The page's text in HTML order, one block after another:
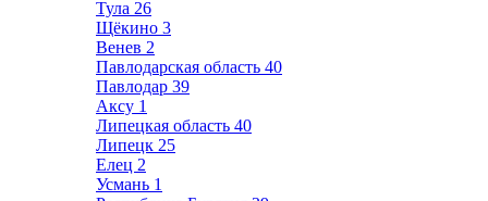
Тула 26
Щёкино 3
Венев 2
Павлодарская область 40
Павлодар 39
Аксу 1
Липецкая область 40
Липецк 25
Елец 2
Усмань 1